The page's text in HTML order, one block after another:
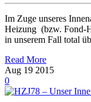
Im Zuge unseres
Heizung (bzw. Fond-
in unserem Fall total
Read More
Aug 19 2015
0